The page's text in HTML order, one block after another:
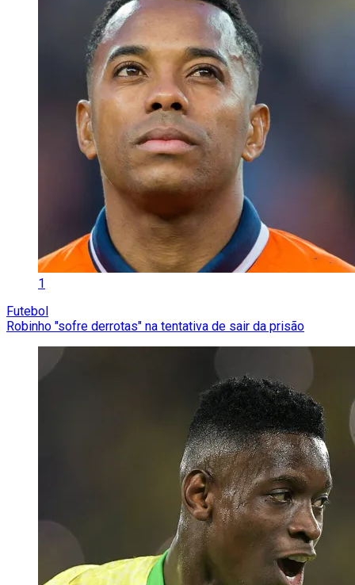
1
Futebol
Robinho "sofre derrotas" na tentativa de sair da prisão